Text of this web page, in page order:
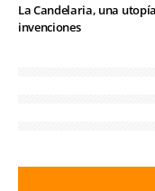
La Candelaria, una
invenciones